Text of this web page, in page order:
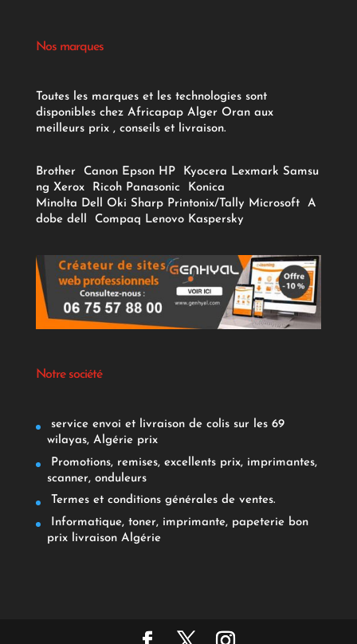
Nos marques
Toutes les marques et les technologies sont
disponibles chez Africapap Alger Oran aux
meilleurs prix , conseils et livraison.
Brother Canon Epson HP Kyocera Lexmark Samsu
ng Xerox Ricoh Panasonic
Konica
Minolta Dell Oki Sharp Printonix/Tally Microsoft
A
dobe dell Compaq Lenovo Kaspersky
Notre société
service envoi et livraison de colis sur les 69
wilayas, Algérie prix
Promotions, remises, excellents prix, imprimantes,
scanner, onduleurs
Termes et conditions générales de ventes.
Informatique, toner, imprimante, papeterie bon
prix livraison Algérie